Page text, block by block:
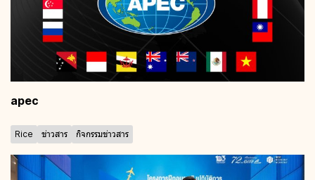
apec
Rice ข่าวสาร กิจกรรมข่าวสาร